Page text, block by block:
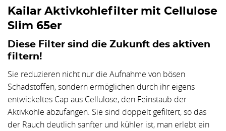
Kailar Aktivkohlefilter mit Cellulose
Slim 65er
Diese Filter sind die Zukunft des aktiven
filtern!
Sie reduzieren nicht nur die Aufnahme von bösen
Schadstoffen, sondern ermöglichen durch ihr eigens
entwickeltes Cap aus Cellulose, den Feinstaub der
Aktivkohle abzufangen. Sie sind doppelt gefiltert, so das
der Rauch deutlich sanfter und kühler ist, man erlebt ein